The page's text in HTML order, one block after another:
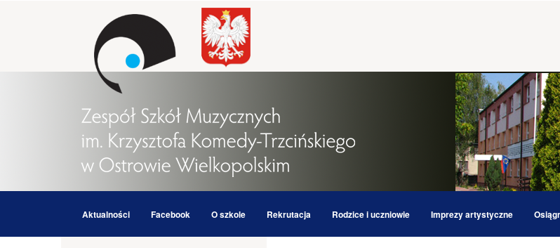
Aktualności Facebook O szkole Rekrutacja Rodzice i uczniowie Imprezy artystyczne